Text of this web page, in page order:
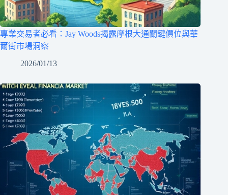
專業交易者必看：Jay Woods揭露摩根大通關鍵價位與華
爾街市場洞察
2026/01/13